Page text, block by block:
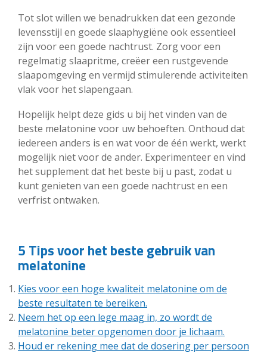
Tot slot willen we benadrukken dat een gezonde
levensstijl en goede slaaphygiëne ook essentieel
zijn voor een goede nachtrust. Zorg voor een
regelmatig slaapritme, creëer een rustgevende
slaapomgeving en vermijd stimulerende activiteiten
vlak voor het slapengaan.
Hopelijk helpt deze gids u bij het vinden van de
beste melatonine voor uw behoeften. Onthoud dat
iedereen anders is en wat voor de één werkt, werkt
mogelijk niet voor de ander. Experimenteer en vind
het supplement dat het beste bij u past, zodat u
kunt genieten van een goede nachtrust en een
verfrist ontwaken.
5 Tips voor het beste gebruik van
melatonine
Kies voor een hoge kwaliteit melatonine om de
beste resultaten te bereiken.
Neem het op een lege maag in, zo wordt de
melatonine beter opgenomen door je lichaam.
Houd er rekening mee dat de dosering per persoon